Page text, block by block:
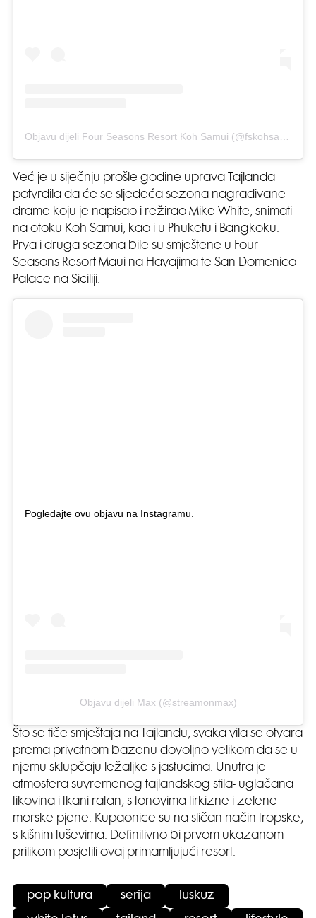
Već je u siječnju prošle godine uprava Tajlanda
potvrdila da će se sljedeća sezona nagrađivane
drame koju je napisao i režirao Mike White, snimati
na otoku Koh Samui, kao i u Phuketu i Bangkoku.
Prva i druga sezona bile su smještene u Four
Seasons Resort Maui na Havajima te San Domenico
Palace na Siciliji.
Pogledajte ovu objavu na Instagramu.
Objavu dijeli Max (@streamonmax)
Što se tiče smještaja na Tajlandu, svaka vila se otvara
prema privatnom bazenu dovoljno velikom da se u
njemu sklupčaju ležaljke s jastucima. Unutra je
atmosfera suvremenog tajlandskog stila- uglačana
tikovina i tkani ratan, s tonovima tirkizne i zelene
morske pjene. Kupaonice su na sličan način tropske,
s kišnim tuševima. Definitivno bi prvom ukazanom
prilikom posjetili ovaj primamljujući resort.
pop kultura serija luskuz